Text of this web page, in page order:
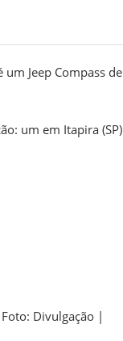
Jeep Compass de
um em Itapira (SP)
Divulgação |